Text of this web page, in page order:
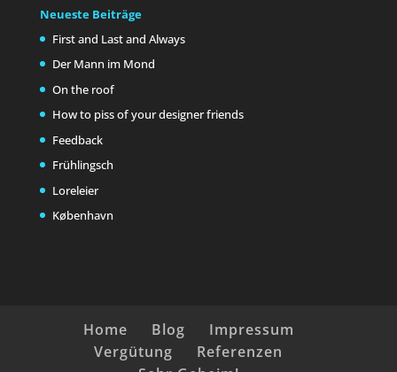
Neueste Beiträge
First and Last and Always
Der Mann im Mond
On the roof
How to piss of your designer friends
Feedback
Frühlingsch
Loreleier
København
Home Blog
Impressum
Vergütung
Referenzen